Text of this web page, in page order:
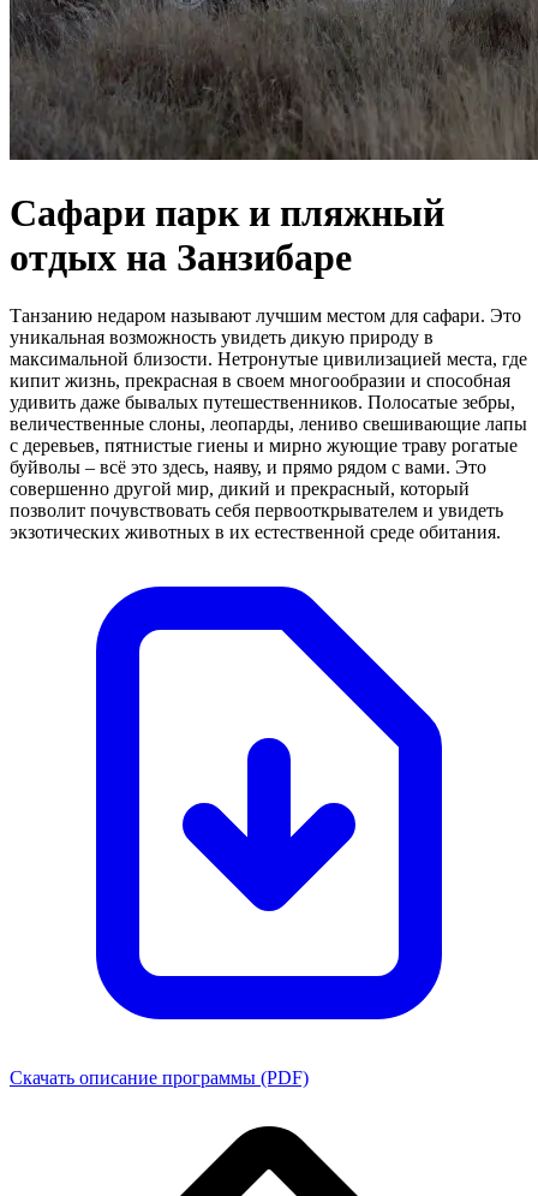
Cафари парк и пляжный
отдых на Занзибаре
Танзанию недаром называют лучшим местом для сафари. Это
уникальная возможность увидеть дикую природу в
максимальной близости. Нетронутые цивилизацией места, где
кипит жизнь, прекрасная в своем многообразии и способная
удивить даже бывалых путешественников. Полосатые зебры,
величественные слоны, леопарды, лениво свешивающие лапы
с деревьев, пятнистые гиены и мирно жующие траву рогатые
буйволы – всё это здесь, наяву, и прямо рядом с вами. Это
совершенно другой мир, дикий и прекрасный, который
позволит почувствовать себя первооткрывателем и увидеть
экзотических животных в их естественной среде обитания.
Скачать описание программы (PDF)